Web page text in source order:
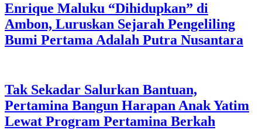
Enrique Maluku “Dihidupkan” di
Ambon, Luruskan Sejarah Pengeliling
Bumi Pertama Adalah Putra Nusantara
Tak Sekadar Salurkan Bantuan,
Pertamina Bangun Harapan Anak Yatim
Lewat Program Pertamina Berkah